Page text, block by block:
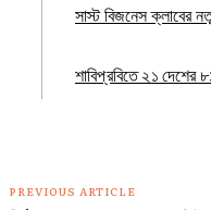
সাস্ট বিজনেস ক্লাবের
শাবিপ্রবিতে ২১
PREVIOUS ARTICLE